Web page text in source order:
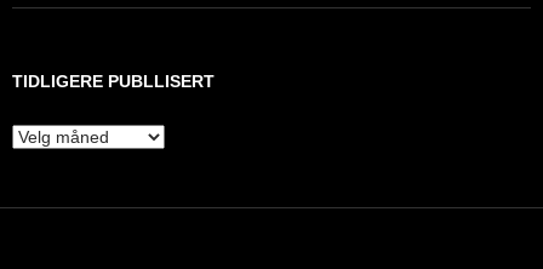
TIDLIGERE PUBLLISERT
Tidligere